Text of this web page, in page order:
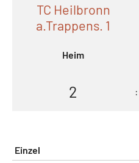
TC Heilbronn
a.Trappens. 1
Heim
2 :
Einzel